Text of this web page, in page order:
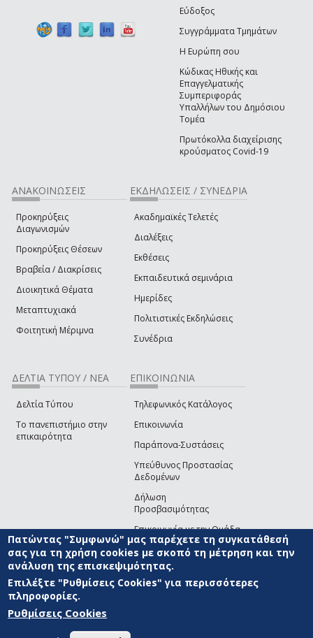
Εύδοξος
Συγγράμματα Τμημάτων
Η Ευρώπη σου
Κώδικας Ηθικής και
Επαγγελματικής
Συμπεριφοράς
Υπαλλήλων του Δημόσιου
Τομέα
Πρωτόκολλα διαχείρισης
κρούσματος Covid-19
ΑΝΑΚΟΙΝΩΣΕΙΣ
Προκηρύξεις
Διαγωνισμών
Προκηρύξεις Θέσεων
Βραβεία / Διακρίσεις
Διοικητικά Θέματα
Μεταπτυχιακά
Φοιτητική Μέριμνα
ΕΚΔΗΛΩΣΕΙΣ / ΣΥΝΕΔΡΙΑ
Ακαδημαϊκές Τελετές
Διαλέξεις
Εκθέσεις
Εκπαιδευτικά σεμινάρια
Ημερίδες
Πολιτιστικές Εκδηλώσεις
Συνέδρια
ΔΕΛΤΙΑ ΤΥΠΟΥ / ΝΕΑ
Δελτία Τύπου
Το πανεπιστήμιο στην
επικαιρότητα
ΕΠΙΚΟΙΝΩΝΙΑ
Τηλεφωνικός Κατάλογος
Επικοινωνία
Παράπονα-Συστάσεις
Υπεύθυνος Προστασίας
Δεδομένων
Δήλωση
Προσβασιμότητας
Επικοινωνία με την Ομάδα
Ανάπτυξης του site(link sends e-mail)
© ΠΑΝΕΠΙΣΤΗΜΙΟ ΑΙΓΑΙΟΥ ΟΡΟΙ ΧΡΗΣΗΣ
ΑΝΑΠΤΥΞΗΣ
Πατώντας "Συμφωνώ" μας παρέχετε τη συγκατάθεσή
σας για τη χρήση cookies με σκοπό τη μέτρηση και την
ανάλυση της επισκεψιμότητας.
Επιλέξτε "Ρυθμίσεις Cookies" για περισσότερες
πληροφορίες.
Ρυθμίσεις Cookies